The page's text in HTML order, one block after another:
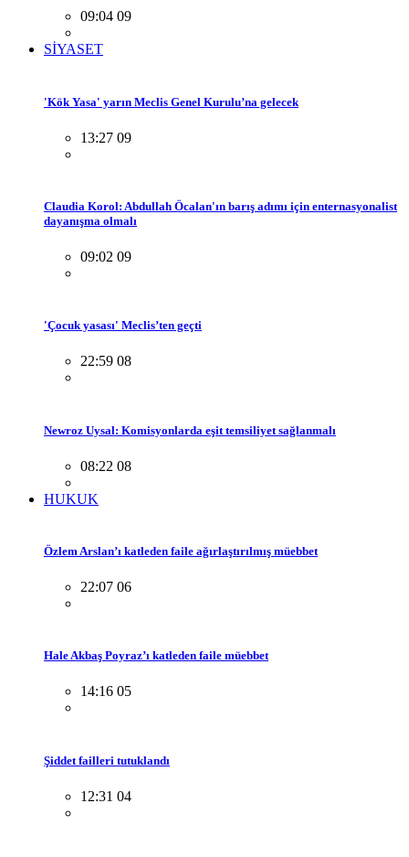
09:04 09
SİYASET
'Kök Yasa' yarın Meclis Genel Kurulu’na gelecek
13:27 09
Claudia Korol: Abdullah Öcalan'ın barış adımı için enternasyonalist
dayanışma olmalı
09:02 09
'Çocuk yasası' Meclis’ten geçti
22:59 08
Newroz Uysal: Komisyonlarda eşit temsiliyet sağlanmalı
08:22 08
HUKUK
Özlem Arslan’ı katleden faile ağırlaştırılmış müebbet
22:07 06
Hale Akbaş Poyraz’ı katleden faile müebbet
14:16 05
Şiddet failleri tutuklandı
12:31 04